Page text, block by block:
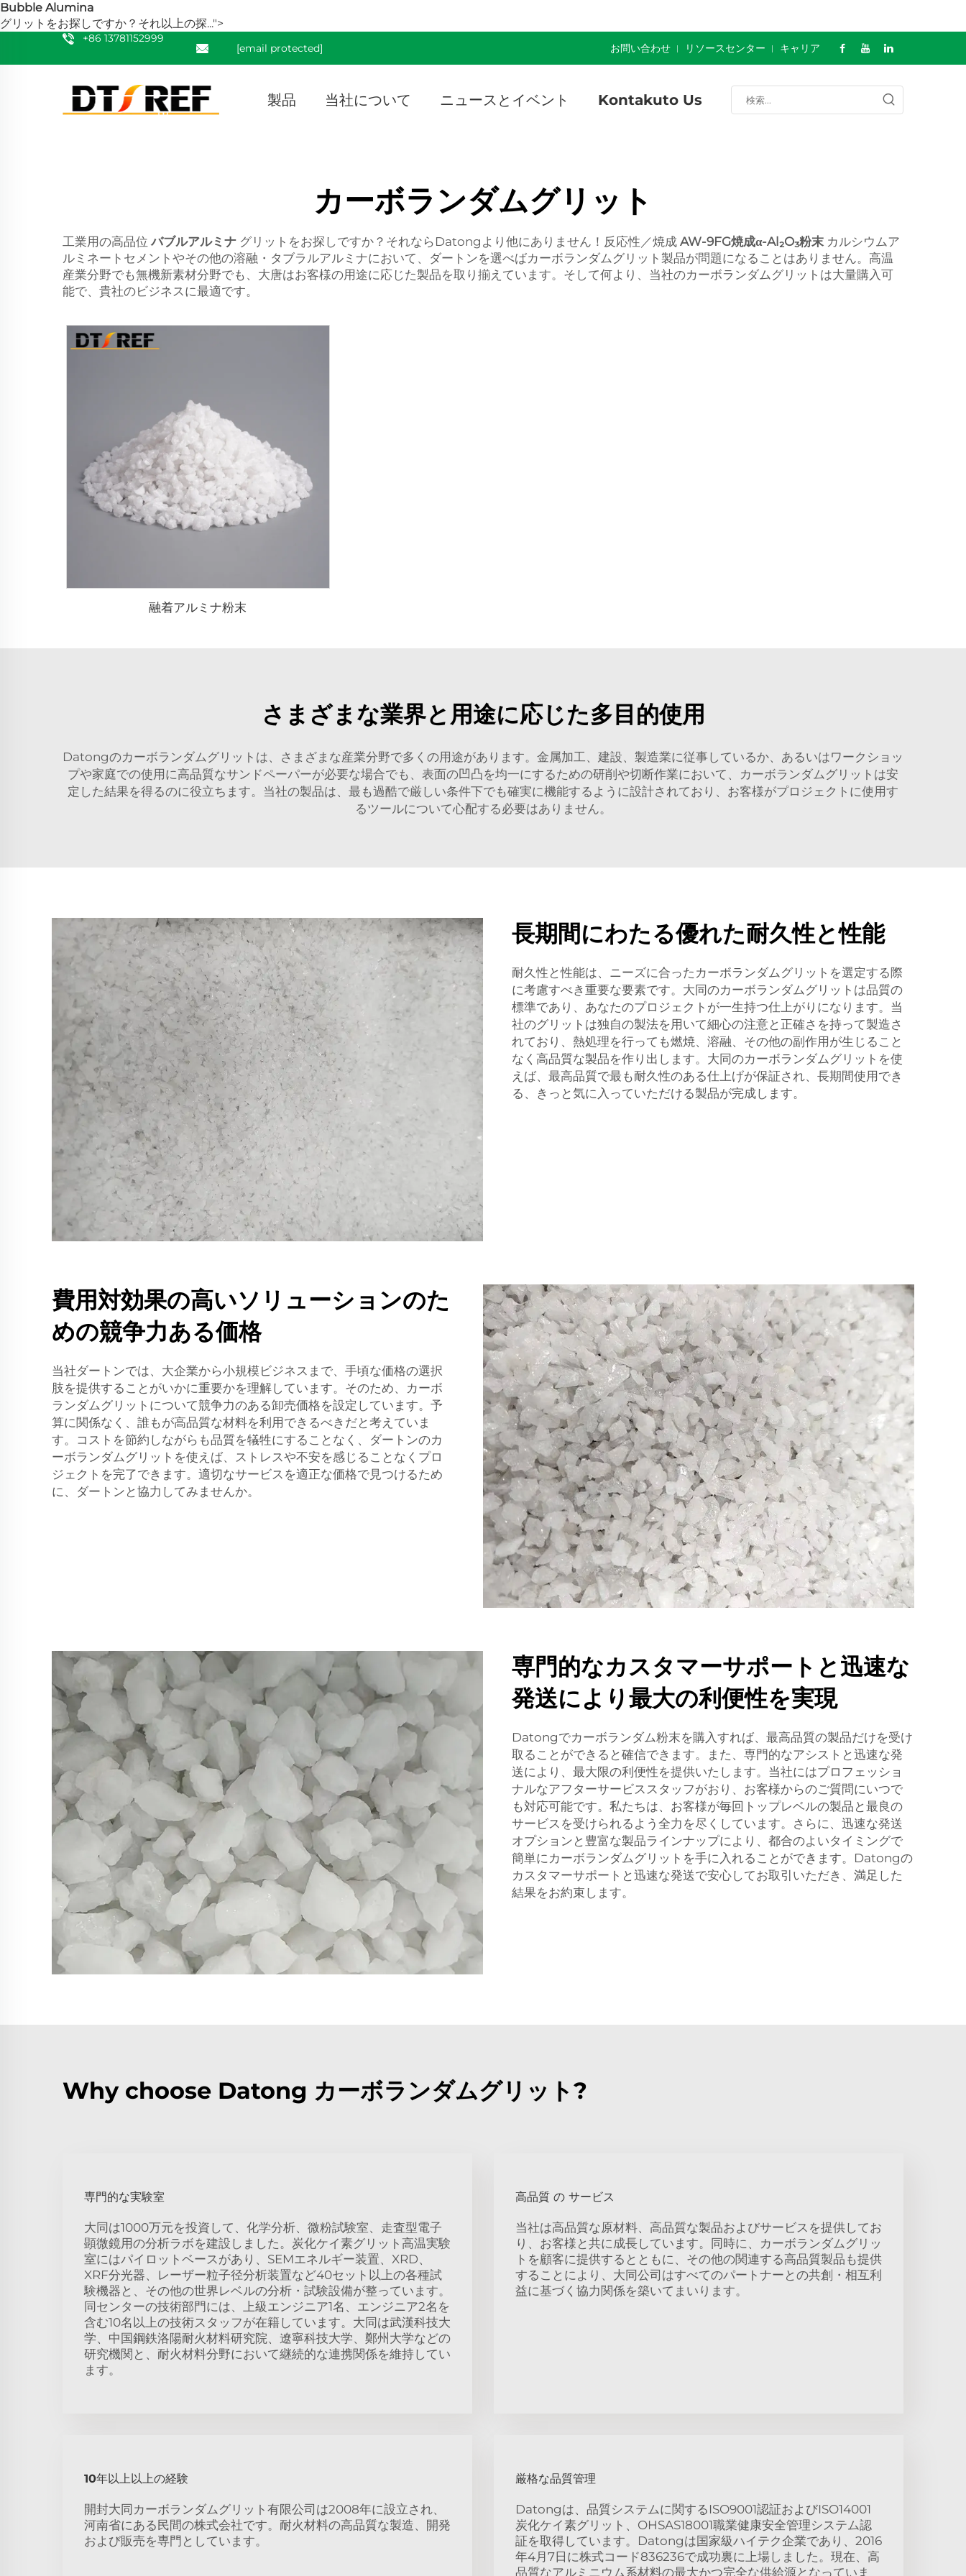
Bubble Alumina
グリットをお探しですか？それ以上の探...">
+86 13781152999
[email protected] お問い合わせ リソースセンター キャリア
製品 当社について ニュースとイベント Kontakuto Us
カーボランダムグリット
工業用の高品位 バブルアルミナ グリットをお探しですか？それならDatongより他にありません！反応性／焼成 AW-9FG焼成α-Al₂O₃粉末 カルシウムア
ルミネートセメントやその他の溶融・タブラルアルミナにおいて、ダートンを選べばカーボランダムグリット製品が問題になることはありません。高温
産業分野でも無機新素材分野でも、大唐はお客様の用途に応じた製品を取り揃えています。そして何より、当社のカーボランダムグリットは大量購入可
能で、貴社のビジネスに最適です。
融着アルミナ粉末
さまざまな業界と用途に応じた多目的使用
Datongのカーボランダムグリットは、さまざまな産業分野で多くの用途があります。金属加工、建設、製造業に従事しているか、あるいはワークショッ
プや家庭での使用に高品質なサンドペーパーが必要な場合でも、表面の凹凸を均一にするための研削や切断作業において、カーボランダムグリットは安
定した結果を得るのに役立ちます。当社の製品は、最も過酷で厳しい条件下でも確実に機能するように設計されており、お客様がプロジェクトに使用す
るツールについて心配する必要はありません。
長期間にわたる優れた耐久性と性能
耐久性と性能は、ニーズに合ったカーボランダムグリットを選定する際
に考慮すべき重要な要素です。大同のカーボランダムグリットは品質の
標準であり、あなたのプロジェクトが一生持つ仕上がりになります。当
社のグリットは独自の製法を用いて細心の注意と正確さを持って製造さ
れており、熱処理を行っても燃焼、溶融、その他の副作用が生じること
なく高品質な製品を作り出します。大同のカーボランダムグリットを使
えば、最高品質で最も耐久性のある仕上げが保証され、長期間使用でき
る、きっと気に入っていただける製品が完成します。
費用対効果の高いソリューションのた
めの競争力ある価格
当社ダートンでは、大企業から小規模ビジネスまで、手頃な価格の選択
肢を提供することがいかに重要かを理解しています。そのため、カーボ
ランダムグリットについて競争力のある卸売価格を設定しています。予
算に関係なく、誰もが高品質な材料を利用できるべきだと考えていま
す。コストを節約しながらも品質を犠牲にすることなく、ダートンのカ
ーボランダムグリットを使えば、ストレスや不安を感じることなくプロ
ジェクトを完了できます。適切なサービスを適正な価格で見つけるため
に、ダートンと協力してみませんか。
専門的なカスタマーサポートと迅速な
発送により最大の利便性を実現
Datongでカーボランダム粉末を購入すれば、最高品質の製品だけを受け
取ることができると確信できます。また、専門的なアシストと迅速な発
送により、最大限の利便性を提供いたします。当社にはプロフェッショ
ナルなアフターサービススタッフがおり、お客様からのご質問にいつで
も対応可能です。私たちは、お客様が毎回トップレベルの製品と最良の
サービスを受けられるよう全力を尽くしています。さらに、迅速な発送
オプションと豊富な製品ラインナップにより、都合のよいタイミングで
簡単にカーボランダムグリットを手に入れることができます。Datongの
カスタマーサポートと迅速な発送で安心してお取引いただき、満足した
結果をお約束します。
Why choose Datong カーボランダムグリット?
専門的な実験室
大同は1000万元を投資して、化学分析、微粉試験室、走査型電子
顕微鏡用の分析ラボを建設しました。炭化ケイ素グリット高温実験
室にはパイロットベースがあり、SEMエネルギー装置、XRD、
XRF分光器、レーザー粒子径分析装置など40セット以上の各種試
験機器と、その他の世界レベルの分析・試験設備が整っています。
同センターの技術部門には、上級エンジニア1名、エンジニア2名を
含む10名以上の技術スタッフが在籍しています。大同は武漢科技大
学、中国鋼鉄洛陽耐火材料研究院、遼寧科技大学、鄭州大学などの
研究機関と、耐火材料分野において継続的な連携関係を維持してい
ます。
高品質 の サービス
当社は高品質な原材料、高品質な製品およびサービスを提供してお
り、お客様と共に成長しています。同時に、カーボランダムグリッ
トを顧客に提供するとともに、その他の関連する高品質製品も提供
することにより、大同公司はすべてのパートナーとの共創・相互利
益に基づく協力関係を築いてまいります。
10年以上以上の経験
開封大同カーボランダムグリット有限公司は2008年に設立され、
河南省にある民間の株式会社です。耐火材料の高品質な製造、開発
および販売を専門としています。
厳格な品質管理
Datongは、品質システムに関するISO9001認証およびISO14001
炭化ケイ素グリット、OHSAS18001職業健康安全管理システム認
証を取得しています。Datongは国家級ハイテク企業であり、2016
年4月7日に株式コード836236で成功裏に上場しました。現在、高
品質なアルミニウム系材料の最大かつ完全な供給源となっていま